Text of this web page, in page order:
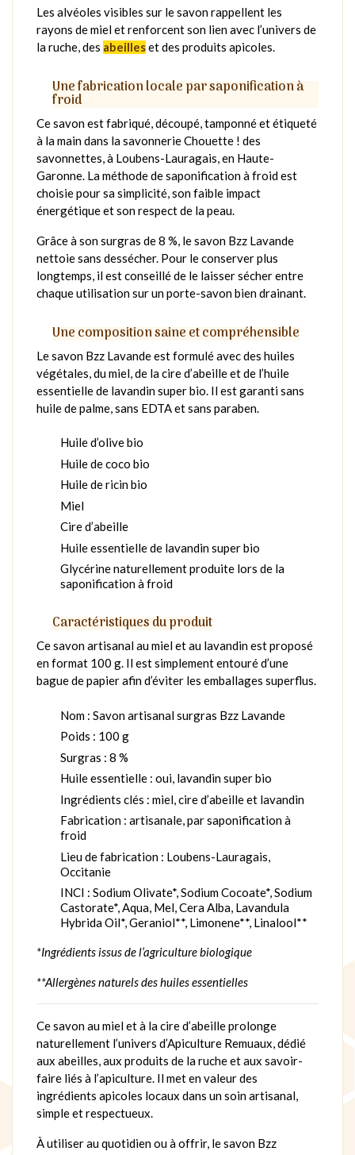
Les alvéoles visibles sur le savon rappellent les
rayons de miel et renforcent son lien avec l’univers de
la ruche, des abeilleset des produits apicoles.
Une fabrication locale par saponification à
froid
Ce savon est fabriqué, découpé, tamponné et étiqueté
à la main dans la savonnerie Chouette ! des
savonnettes, à Loubens-Lauragais, en Haute-
Garonne. La méthode de saponification à froid est
choisie pour sa simplicité, son faible impact
énergétique et son respect de la peau.
Grâce à son surgras de 8 %, le savon Bzz Lavande
nettoie sans dessécher. Pour le conserver plus
longtemps, il est conseillé de le laisser sécher entre
chaque utilisation sur un porte-savon bien drainant.
Une composition saine et compréhensible
Le savon Bzz Lavande est formulé avec des huiles
végétales, du miel, de la cire d’abeille et de l’huile
essentielle de lavandin super bio. Il est garanti sans
huile de palme, sans EDTA et sans paraben.
Huile d’olive bio
Huile de coco bio
Huile de ricin bio
Miel
Cire d’abeille
Huile essentielle de lavandin super bio
Glycérine naturellement produite lors de la
saponification à froid
Caractéristiques du produit
Ce savon artisanal au miel et au lavandin est proposé
en format 100 g. Il est simplement entouré d’une
bague de papier afin d’éviter les emballages superflus.
Nom : Savon artisanal surgras Bzz Lavande
Poids : 100 g
Surgras : 8 %
Huile essentielle : oui, lavandin super bio
Ingrédients clés : miel, cire d’abeille et lavandin
Fabrication : artisanale, par saponification à
froid
Lieu de fabrication : Loubens-Lauragais,
Occitanie
INCI : Sodium Olivate*, Sodium Cocoate*, Sodium
Castorate*, Aqua, Mel, Cera Alba, Lavandula
Hybrida Oil*, Geraniol**, Limonene**, Linalool**
*Ingrédients issus de l’agriculture biologique
**Allergènes naturels des huiles essentielles
Ce savon au miel et à la cire d’abeille prolonge
naturellement l’univers d’Apiculture Remuaux, dédié
aux abeilles, aux produits de la ruche et aux savoir-
faire liés à l’apiculture. Il met en valeur des
ingrédients apicoles locaux dans un soin artisanal,
simple et respectueux.
À utiliser au quotidien ou à offrir, le savon Bzz